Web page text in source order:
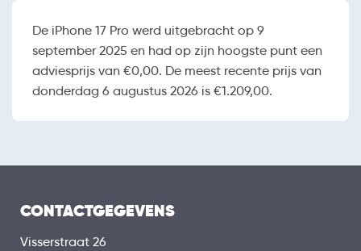
De iPhone 17 Pro werd uitgebracht op 9
september 2025 en had op zijn hoogste punt een
adviesprijs van €0,00. De meest recente prijs van
donderdag 6 augustus 2026 is €1.209,00.
CONTACTGEGEVENS
Visserstraat 26